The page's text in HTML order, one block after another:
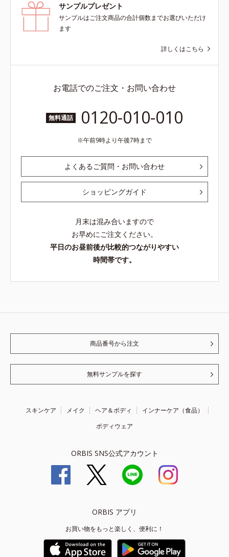
サンプルプレゼント
サンプルはご注文商品の合計個数までお選びいただけ
ます
詳しくはこちら
お電話でのご注文・お問い合わせ
無料通話 0120-010-010
午前9時より午後7時まで
よくあるご質問・お問い合わせ
ショッピングガイド
月末は混み合いますので
お早めにご注文ください。
平日のお昼前後が比較的つながりやすい
時間帯です。
商品番号から注文
無料サンプルを探す
スキンケア メイク ヘア＆ボディ
インナーケア（食品）
ボディウェア
ORBIS SNS公式アカウント
ORBIS アプリ
お買い物をもっと楽しく、便利に！